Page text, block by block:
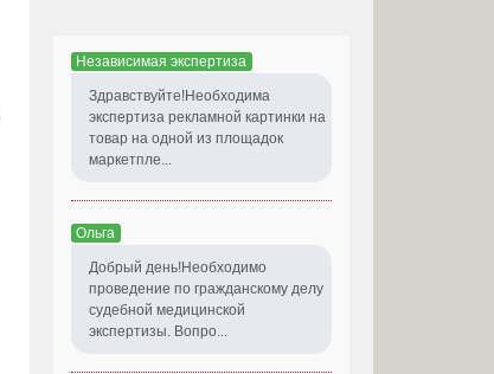
Независимая экспертиза
Здравствуйте!Необходима
экспертиза рекламной картинки на
товар на одной из площадок
маркетпле...
Ольга
Добрый день!Необходимо
проведение по гражданскому делу
судебной медицинской
экспертизы. Вопро...